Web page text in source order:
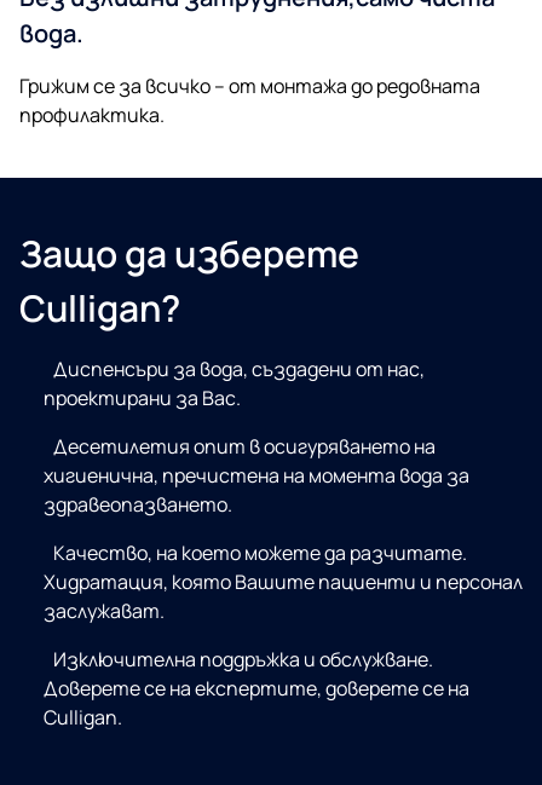
вода.
Грижим се за всичко – от монтажа до редовната
профилактика.
Защо да изберете
Culligan?
Диспенсъри за вода, създадени от нас,
проектирани за Вас.
Десетилетия опит в осигуряването на
хигиенична, пречистена на момента вода за
здравеопазването.
Качество, на което можете да разчитате.
Хидратация, която Вашите пациенти и персонал
заслужават.
Изключителна поддръжка и обслужване.
Доверете се на експертите, доверете се на
Culligan.